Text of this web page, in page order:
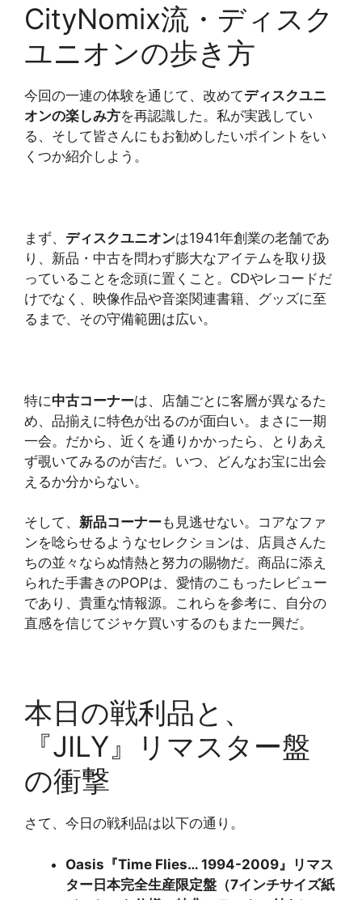
CityNomix流・ディスク
ユニオンの歩き方
今回の一連の体験を通じて、改めてディスクユニ
オンの楽しみ方を再認識した。私が実践してい
る、そして皆さんにもお勧めしたいポイントをい
くつか紹介しよう。
まず、 ディスクユニオンは1941年創業の老舗であ
り、新品・中古を問わず膨大なアイテムを取り扱
っていることを念頭に置くこと。CDやレコードだ
けでなく、映像作品や音楽関連書籍、グッズに至
るまで、その守備範囲は広い。
特に中古コーナーは、店舗ごとに客層が異なるた
め、品揃えに特色が出るのが面白い。まさに一期
一会。だから、近くを通りかかったら、とりあえ
ず覗いてみるのが吉だ。いつ、どんなお宝に出会
えるか分からない。
そして、 新品コーナーも見逃せない。コアなファ
ンを唸らせるようなセレクションは、店員さんた
ちの並々ならぬ情熱と努力の賜物だ。商品に添え
られた手書きのPOPは、愛情のこもったレビュー
であり、貴重な情報源。これらを参考に、自分の
直感を信じてジャケ買いするのもまた一興だ。
本日の戦利品と、
『JILY』リマスター盤
の衝撃
さて、今日の戦利品は以下の通り。
Oasis『Time Flies… 1994-2009』リマス
ター日本完全生産限定盤（7インチサイズ紙